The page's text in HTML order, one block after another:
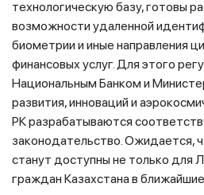
технологическую базу, готовы
возможности удаленной
биометрии и иные направления
финансовых услуг. Для этого
Национальным Банком и
развития, инноваций и
РК разрабатываются
законодательство. Ожидается,
станут доступны не только для
граждан Казахстана в